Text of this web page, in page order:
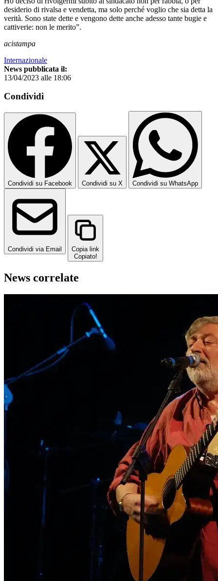
desiderio di rivalsa e vendetta, ma solo perché voglio che sia detta la
verità. Sono state dette e vengono dette anche adesso tante bugie e
cattiverie: non le merito”.
acistampa
Internazionale
News pubblicata il:
13/04/2023 alle 18:06
Condividi
Condividi su Facebook Condividi su X Condividi su WhatsApp
Condividi via Email
Copia link
Copiato!
News correlate